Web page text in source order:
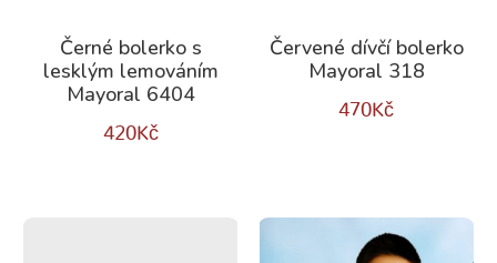
Černé bolerko s
lesklým lemováním
Mayoral 6404
420Kč
Červené dívčí bolerko
Mayoral 318
470Kč